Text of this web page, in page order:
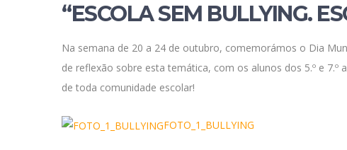
“ESCOLA SEM BULLYING.
Na semana de 20 a 24 de outubro, comemorámos o Dia
de reflexão sobre esta temática, com os alunos dos 5.º e
de toda comunidade escolar!
FOTO_1_BULLYING